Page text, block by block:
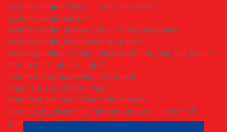
custom_margin=”33px||-11px||false|false”
custom_margin_tablet=””
custom_margin_phone=”27px||-11px||false|false”
custom_margin_last_edited=”on|phone”
custom_padding=”||0px||false|false” title_font_size_tablet=””
title_font_size_phone=”18px”
title_font_size_last_edited=”on|phone”
price_font_size_phone=”18px”
price_font_size_last_edited=”off|desktop”
border_radii_image=”on|8px|8px|8px|8px” locked=”off”
global_colors_info=”{}”][/et_pb_shop]